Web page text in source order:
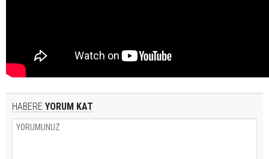
HABERE YORUM KAT